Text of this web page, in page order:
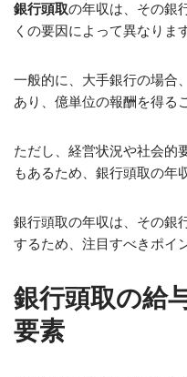
銀行頭取の年収は、その銀
くの要因によって異なりま
一般的に、大手銀行の場合
あり、億単位の報酬を得る
ただし、経営状況や社会的
もあるため、銀行頭取の年
銀行頭取の年収は、その銀
するため、注目すべきポイ
銀行頭取の給
要素